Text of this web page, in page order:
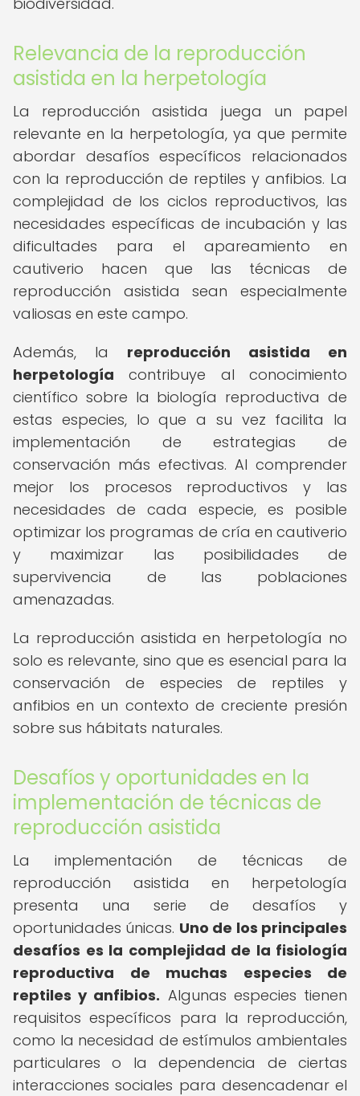
Relevancia de la reproducción
asistida en la herpetología
La reproducción asistida juega un papel
relevante en la herpetología, ya que permite
abordar desafíos específicos relacionados
con la reproducción de reptiles y anfibios. La
complejidad de los ciclos reproductivos, las
necesidades específicas de incubación y las
dificultades para el apareamiento en
cautiverio hacen que las técnicas de
reproducción asistida sean especialmente
valiosas en este campo.
Además, la reproducción asistida en
herpetología contribuye al conocimiento
científico sobre la biología reproductiva de
estas especies, lo que a su vez facilita la
implementación de estrategias de
conservación más efectivas. Al comprender
mejor los procesos reproductivos y las
necesidades de cada especie, es posible
optimizar los programas de cría en cautiverio
y maximizar las posibilidades de
supervivencia de las poblaciones
amenazadas.
La reproducción asistida en herpetología no
solo es relevante, sino que es esencial para la
conservación de especies de reptiles y
anfibios en un contexto de creciente presión
sobre sus hábitats naturales.
Desafíos y oportunidades en la
implementación de técnicas de
reproducción asistida
La implementación de técnicas de
reproducción asistida en herpetología
presenta una serie de desafíos y
oportunidades únicas. Uno de los principales
desafíos es la complejidad de la fisiología
reproductiva de muchas especies de
reptiles y anfibios. Algunas especies tienen
requisitos específicos para la reproducción,
como la necesidad de estímulos ambientales
particulares o la dependencia de ciertas
interacciones sociales para desencadenar el